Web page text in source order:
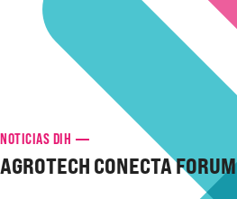
NOTICIAS DIH
AGROTECH CONECTA FORUM